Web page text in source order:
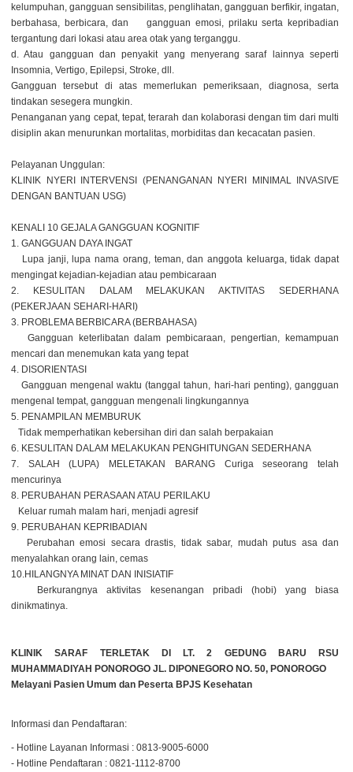
kelumpuhan, gangguan sensibilitas, penglihatan, gangguan berfikir, ingatan,
berbahasa, berbicara, dan gangguan emosi, prilaku serta kepribadian
tergantung dari lokasi atau area otak yang terganggu.
d. Atau gangguan dan penyakit yang menyerang saraf lainnya seperti
Insomnia, Vertigo, Epilepsi, Stroke, dll.
Gangguan tersebut di atas memerlukan pemeriksaan, diagnosa, serta
tindakan sesegera mungkin.
Penanganan yang cepat, tepat, terarah dan kolaborasi dengan tim dari multi
disiplin akan menurunkan mortalitas, morbiditas dan kecacatan pasien.
Pelayanan Unggulan:
KLINIK NYERI INTERVENSI (PENANGANAN NYERI MINIMAL INVASIVE
DENGAN BANTUAN USG)
KENALI 10 GEJALA GANGGUAN KOGNITIF
1. GANGGUAN DAYA INGAT
Lupa janji, lupa nama orang, teman, dan anggota keluarga, tidak dapat
mengingat kejadian-kejadian atau pembicaraan
2. KESULITAN DALAM MELAKUKAN AKTIVITAS SEDERHANA
(PEKERJAAN SEHARI-HARI)
3. PROBLEMA BERBICARA (BERBAHASA)
Gangguan keterlibatan dalam pembicaraan, pengertian, kemampuan
mencari dan menemukan kata yang tepat
4. DISORIENTASI
Gangguan mengenal waktu (tanggal tahun, hari-hari penting), gangguan
mengenal tempat, gangguan mengenali lingkungannya
5. PENAMPILAN MEMBURUK
Tidak memperhatikan kebersihan diri dan salah berpakaian
6. KESULITAN DALAM MELAKUKAN PENGHITUNGAN SEDERHANA
7. SALAH (LUPA) MELETAKAN BARANG Curiga seseorang telah
mencurinya
8. PERUBAHAN PERASAAN ATAU PERILAKU
Keluar rumah malam hari, menjadi agresif
9. PERUBAHAN KEPRIBADIAN
Perubahan emosi secara drastis, tidak sabar, mudah putus asa dan
menyalahkan orang lain, cemas
10.HILANGNYA MINAT DAN INISIATIF
Berkurangnya aktivitas kesenangan pribadi (hobi) yang biasa
dinikmatinya.
KLINIK SARAF TERLETAK DI LT. 2 GEDUNG BARU RSU
MUHAMMADIYAH PONOROGO JL. DIPONEGORO NO. 50, PONOROGO
Melayani Pasien Umum dan Peserta BPJS Kesehatan
Informasi dan Pendaftaran:
- Hotline Layanan Informasi : 0813-9005-6000
- Hotline Pendaftaran : 0821-1112-8700